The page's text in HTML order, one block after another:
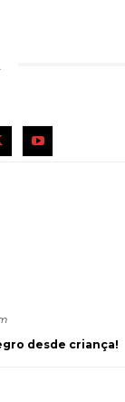
desde criança!